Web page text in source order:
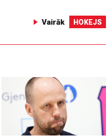
Vairāk HOKEJS